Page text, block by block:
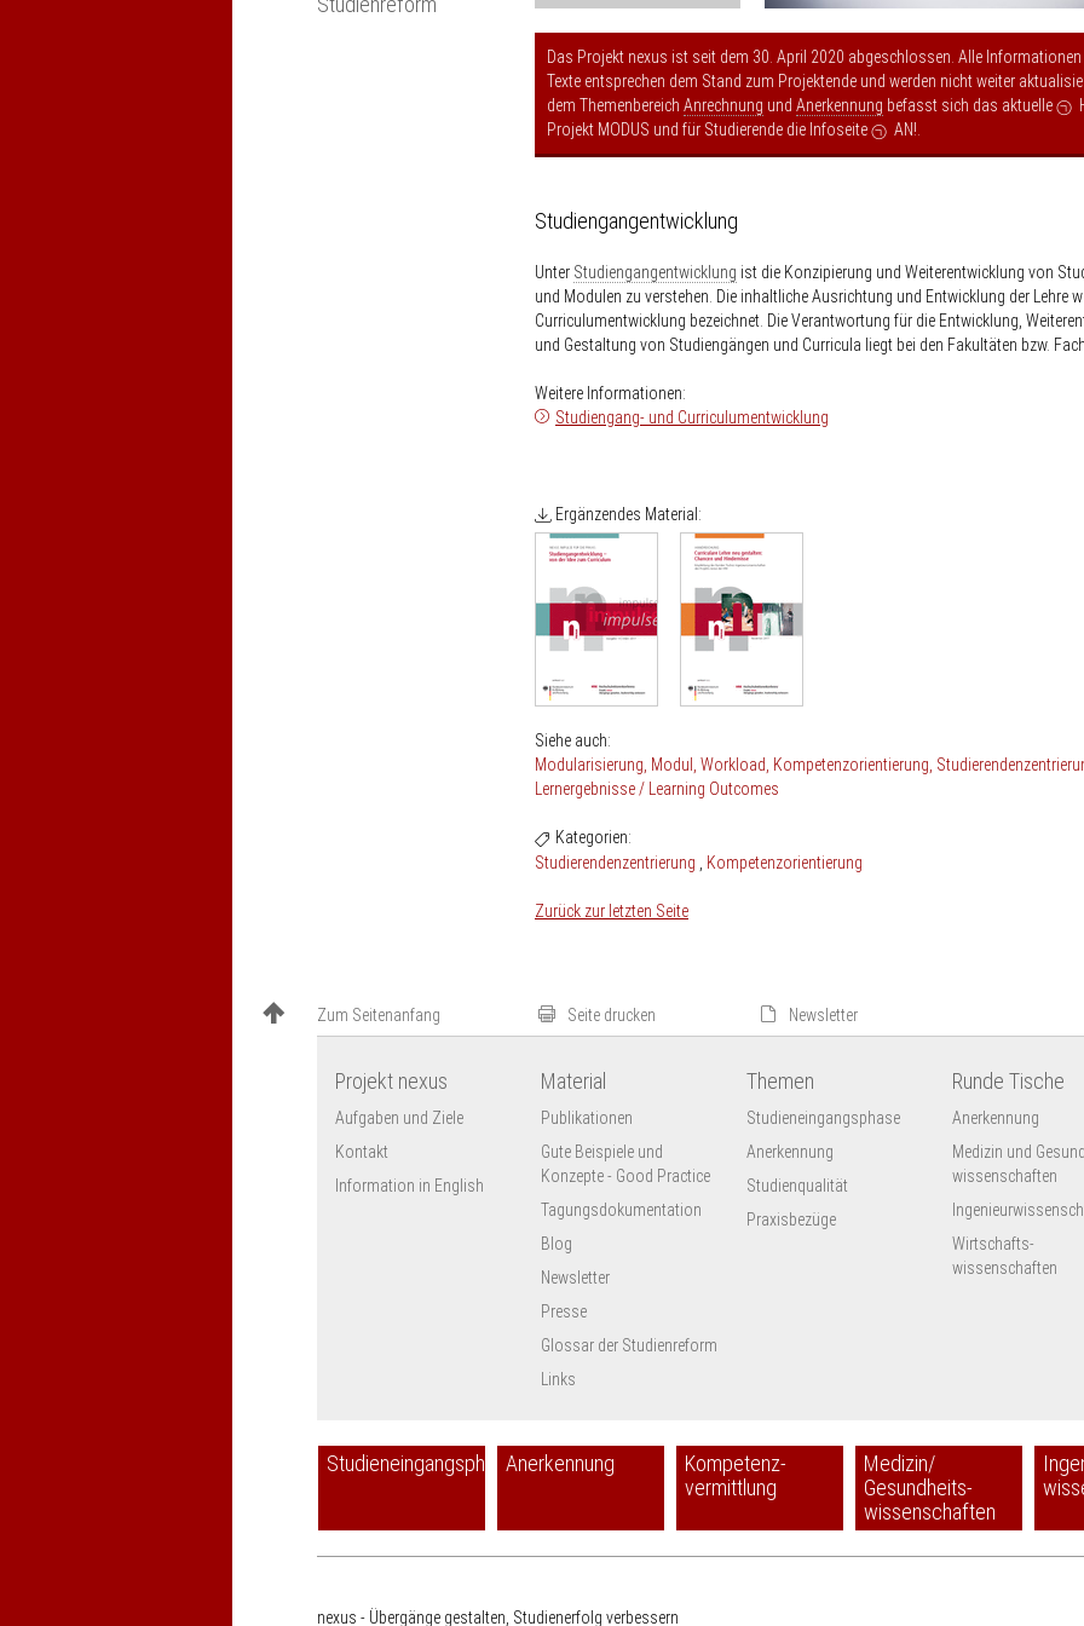
Das Projekt nexus ist seit dem 30. April 2020 abgeschlossen. Alle
Texte entsprechen dem Stand zum Projektende und werden nicht weiter
dem Themenbereich Anrechnung und Anerkennung befasst sich das aktuelle
Projekt MODUS und für Studierende die Infoseite AN!
Studiengangentwicklung
Unter Studiengangentwicklung ist die Konzipierung und Weiterentwicklung von
und Modulen zu verstehen. Die inhaltliche Ausrichtung und Entwicklung der Lehre
Curriculumentwicklung bezeichnet. Die Verantwortung für die Entwicklung,
und Gestaltung von Studiengängen und Curricula liegt bei den Fakultäten bzw.
Weitere Informationen:
Studiengang- und Curriculumentwicklung
Ergänzendes Material:
Siehe auch:
Modularisierung Modul Workload Kompetenzorientierung
Lernergebnisse / Learning Outcomes
Kategorien:
Studierendenzentrierung
Kompetenzorientierung
Zurück zur letzten Seite
Zum Seitenanfang Seite drucken Newsletter
Projekt nexus
Aufgaben und Ziele
Kontakt
Information in English
Material
Publikationen
Gute Beispiele und
Konzepte - Good Practice
Tagungsdokumentation
Blog
Newsletter
Presse
Glossar der Studienreform
Links
Themen
Studieneingangsphase
Anerkennung
Studienqualität
Praxisbezüge
Runde Tische
Anerkennung
Medizin und
wissenschaften
Wirtschafts-
wissenschaften
StudieneingangsphaseAnerkennung
Kompetenz-
vermittlung
Medizin/
Gesundheits-
wissenschaften
nexus - Übergänge gestalten, Studienerfolg verbessern